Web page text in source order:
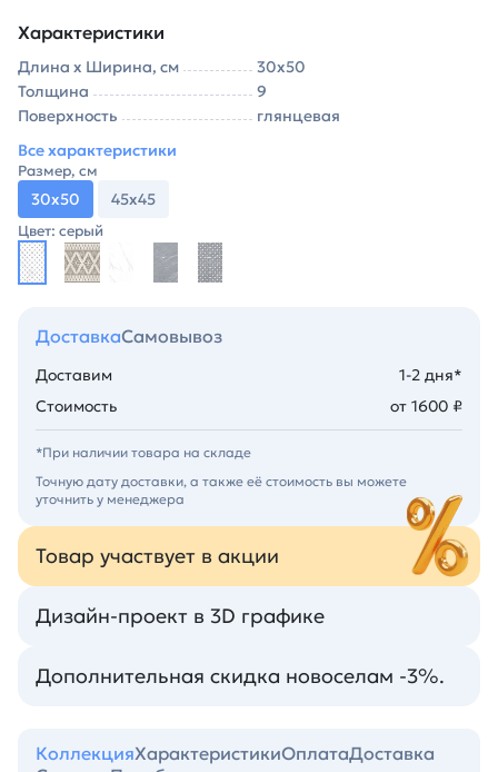
Характеристики
Длина х Ширина, см
30х50
Толщина
9
Поверхность
глянцевая
Все характеристики
Размер, см
30х50 45х45
Цвет: серый
ДоставкаСамовывоз
Доставим
1-2 дня*
Стоимость
от 1600 ₽
*При наличии товара на складе
Точную дату доставки, а также её стоимость вы можете
уточнить у менеджера
Товар участвует в акции
Дизайн-проект в 3D графике
Дополнительная скидка новоселам -3%.
КоллекцияХарактеристикиОплатаДоставка